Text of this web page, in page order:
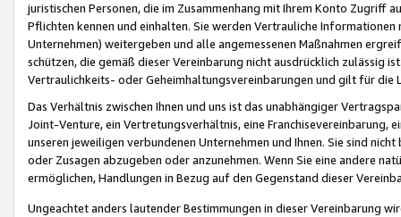
juristischen Personen, die im Zusammenhang mit Ihrem Konto
Pflichten kennen und einhalten. Sie werden Vertrauliche
Unternehmen) weitergeben und alle angemessenen Maßnahmen
schützen, die gemäß dieser Vereinbarung nicht ausdrücklich zulässig
Vertraulichkeits- oder Geheimhaltungsvereinbarungen und gilt für die
Das Verhältnis zwischen Ihnen und uns ist das unabhängiger
Joint-Venture, ein Vertretungsverhältnis, eine Franchisevereinbarung,
unseren jeweiligen verbundenen Unternehmen und Ihnen. Sie sind
oder Zusagen abzugeben oder anzunehmen. Wenn Sie eine andere
ermöglichen, Handlungen in Bezug auf den Gegenstand dieser
Ungeachtet anders lautender Bestimmungen in dieser Vereinbarung